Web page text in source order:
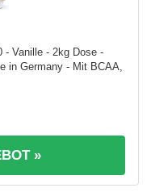
- Vanille - 2kg Dose -
in Germany - Mit BCAA,
»